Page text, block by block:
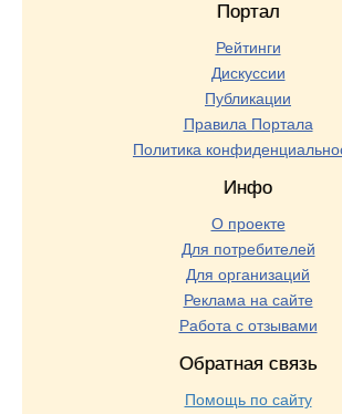
Портал
Рейтинги
Дискуссии
Публикации
Правила Портала
Политика
Инфо
О проекте
Для потребителей
Для организаций
Реклама на сайте
Работа с отзывами
Обратная связь
Помощь по сайту